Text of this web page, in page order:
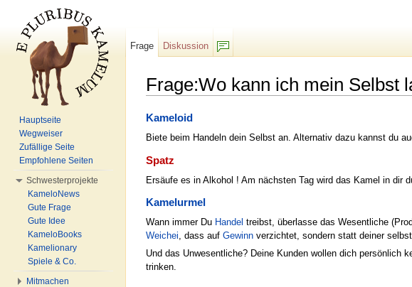
Frage:Wo kann ich mein Selbst
Kameloid
Biete beim Handeln dein Selbst an. Alternativ dazu kannst du
Spatz
Ersäufe es in Alkohol ! Am nächsten Tag wird das Kamel in dir
Kamelurmel
Wann immer Du Handel treibst, überlasse das Wesentliche
Weichei , dass auf Gewinn verzichtet, sondern statt deiner
Und das Unwesentliche? Deine Kunden wollen dich persönlich
trinken.
Frage
Diskussion
Hauptseite
Wegweiser
Zufällige Seite
Empfohlene Seiten
Schwesterprojekte
KameloNews
Gute Frage
Gute Idee
KameloBooks
Kamelionary
Spiele & Co.
Mitmachen